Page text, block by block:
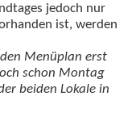
jedoch nur
ist, werden
Menüplan erst
schon Montag
beiden Lokale in